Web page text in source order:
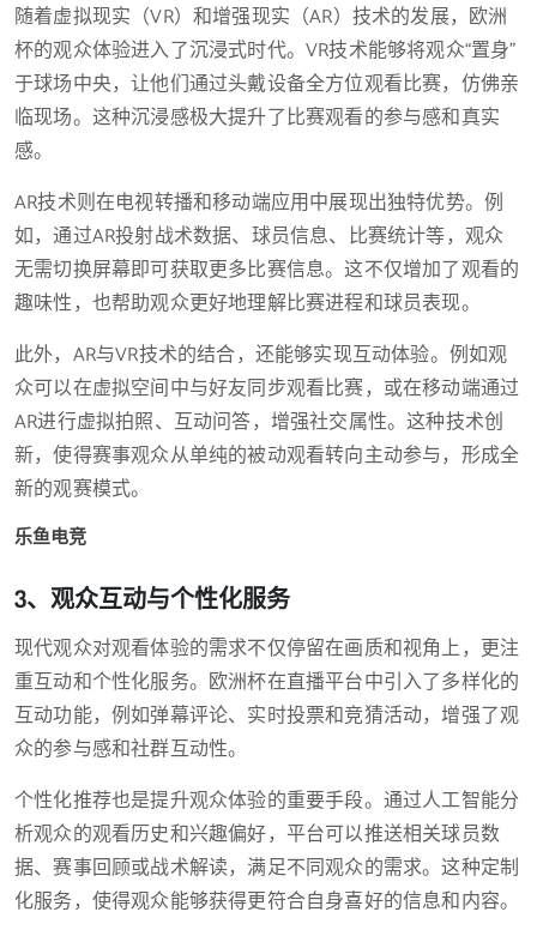
随着虚拟现实（VR）和增强现实（AR）技术的发展，欧洲
杯的观众体验进入了沉浸式时代。VR技术能够将观众“置身”
于球场中央，让他们通过头戴设备全方位观看比赛，仿佛亲
临现场。这种沉浸感极大提升了比赛观看的参与感和真实
感。
AR技术则在电视转播和移动端应用中展现出独特优势。例
如，通过AR投射战术数据、球员信息、比赛统计等，观众
无需切换屏幕即可获取更多比赛信息。这不仅增加了观看的
趣味性，也帮助观众更好地理解比赛进程和球员表现。
此外，AR与VR技术的结合，还能够实现互动体验。例如观
众可以在虚拟空间中与好友同步观看比赛，或在移动端通过
AR进行虚拟拍照、互动问答，增强社交属性。这种技术创
新，使得赛事观众从单纯的被动观看转向主动参与，形成全
新的观赛模式。
乐鱼电竞
3、观众互动与个性化服务
现代观众对观看体验的需求不仅停留在画质和视角上，更注
重互动和个性化服务。欧洲杯在直播平台中引入了多样化的
互动功能，例如弹幕评论、实时投票和竞猜活动，增强了观
众的参与感和社群互动性。
个性化推荐也是提升观众体验的重要手段。通过人工智能分
析观众的观看历史和兴趣偏好，平台可以推送相关球员数
据、赛事回顾或战术解读，满足不同观众的需求。这种定制
化服务，使得观众能够获得更符合自身喜好的信息和内容。